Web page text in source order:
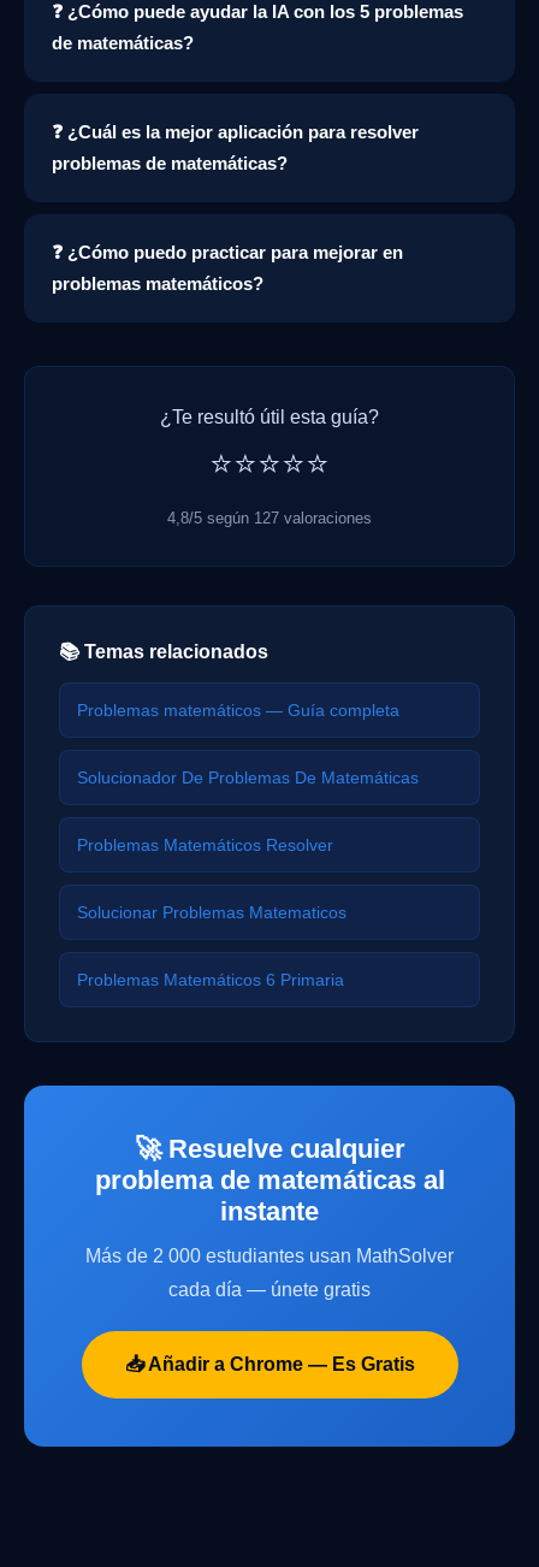
❓ ¿Cómo puede ayudar la IA con los 5 problemas
de matemáticas?
❓ ¿Cuál es la mejor aplicación para resolver
problemas de matemáticas?
❓ ¿Cómo puedo practicar para mejorar en
problemas matemáticos?
¿Te resultó útil esta guía?
⭐⭐⭐⭐⭐
4,8/5 según 127 valoraciones
📚 Temas relacionados
Problemas matemáticos — Guía completa
Solucionador De Problemas De Matemáticas
Problemas Matemáticos Resolver
Solucionar Problemas Matematicos
Problemas Matemáticos 6 Primaria
🚀 Resuelve cualquier
problema de matemáticas al
instante
Más de 2 000 estudiantes usan MathSolver
cada día — únete gratis
📥 Añadir a Chrome — Es Gratis